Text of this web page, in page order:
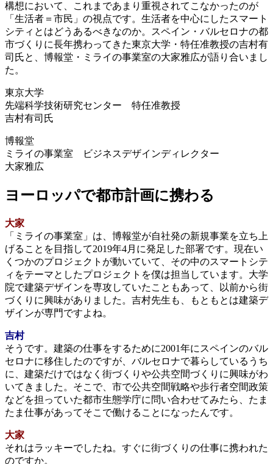
構想において、これまであまり重視されてこなかったのが
「生活者＝市民」の視点です。生活者を中心にしたスマート
シティとはどうあるべきなのか。スペイン・バルセロナの都
市づくりに長年携わってきた東京大学・特任准教授の吉村有
司氏と、博報堂・ミライの事業室の大家雅広が語り合いまし
た。
東京大学
先端科学技術研究センター 特任准教授
吉村有司氏
博報堂
ミライの事業室 ビジネスデザインディレクター
大家雅広
ヨーロッパで都市計画に携わる
大家
「ミライの事業室」は、博報堂が自社発の新規事業を立ち上
げることを目指して2019年4月に発足した部署です。現在い
くつかのプロジェクトが動いていて、その中のスマートシテ
ィをテーマとしたプロジェクトを僕は担当しています。大学
院で建築デザインを専攻していたこともあって、以前から街
づくりに興味がありました。吉村先生も、もともとは建築デ
ザインが専門ですよね。
吉村
そうです。建築の仕事をするために2001年にスペインのバル
セロナに移住したのですが、バルセロナで暮らしているうち
に、建築だけではなく街づくりや公共空間づくりに興味がわ
いてきました。そこで、市で公共空間戦略や歩行者空間政策
などを担っていた都市生態学庁に問い合わせてみたら、たま
たま仕事があってそこで働けることになったんです。
大家
それはラッキーでしたね。すぐに街づくりの仕事に携われた
のですか。